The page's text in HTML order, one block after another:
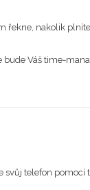
řekne, nakolik
bude Váš time-
svůj telefon pomocí